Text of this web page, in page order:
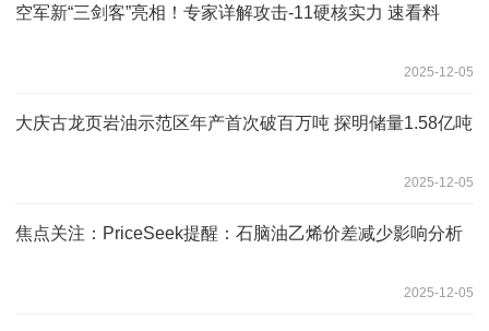
空军新“三剑客”亮相！专家详解攻击-11硬核实力 速看料
2025-12-05
大庆古龙页岩油示范区年产首次破百万吨 探明储量1.58亿吨
2025-12-05
焦点关注：PriceSeek提醒：石脑油乙烯价差减少影响分析
2025-12-05